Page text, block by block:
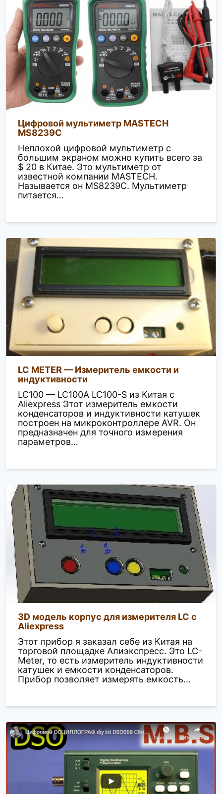
Цифровой мультиметр MASTECH
MS8239C
Неплохой цифровой мультиметр с
большим экраном можно купить всего за
$ 20 в Китае. Это мультиметр от
известной компании MASTECH.
Называется он MS8239C. Мультиметр
питается…
LC METER — Измеритель емкости и
индуктивности
LC100 — LC100A LC100-S из Китая с
Aliexpress Этот измеритель емкости
конденсаторов и индуктивности катушек
построен на микроконтроллере AVR. Он
предназначен для точного измерения
параметров…
3D модель корпус для измерителя LC с
Aliexpress
Этот прибор я заказал себе из Китая на
торговой площадке Алиэкспресс. Это LC-
Meter, то есть измеритель индуктивности
катушек и емкости конденсаторов.
Прибор позволяет измерять емкость…